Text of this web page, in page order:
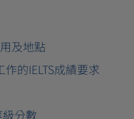
及地點
的IELTS成績要求
級分數